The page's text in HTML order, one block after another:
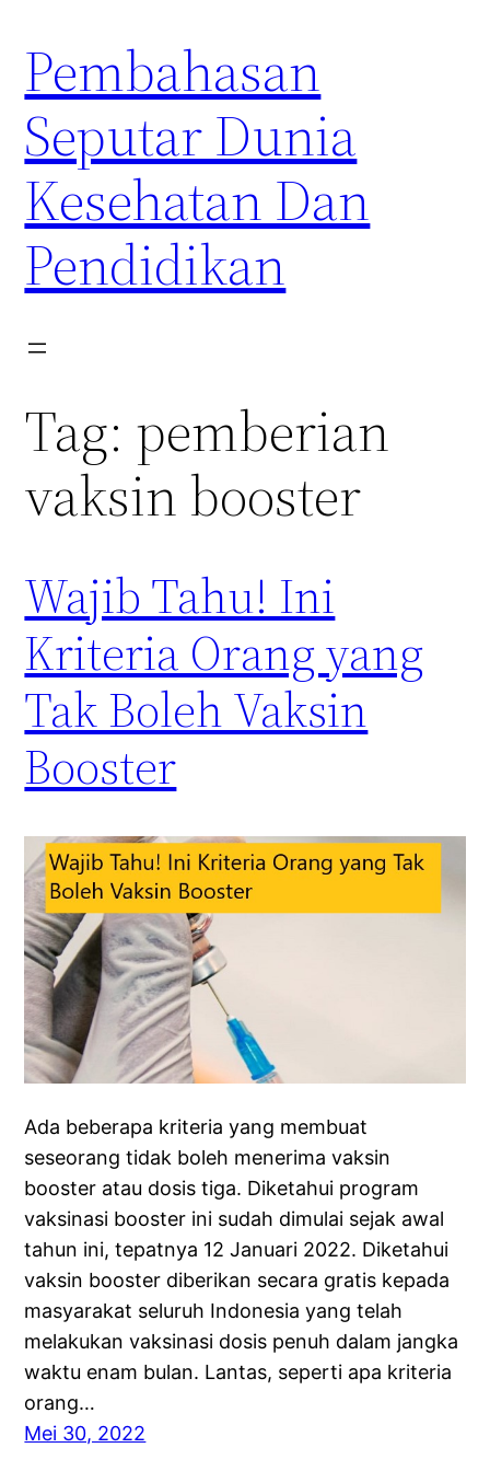
content
Pembahasan
Seputar Dunia
Kesehatan Dan
Pendidikan
Tag: pemberian
vaksin booster
Wajib Tahu! Ini
Kriteria Orang yang
Tak Boleh Vaksin
Booster
Ada beberapa kriteria yang membuat
seseorang tidak boleh menerima vaksin
booster atau dosis tiga. Diketahui program
vaksinasi booster ini sudah dimulai sejak awal
tahun ini, tepatnya 12 Januari 2022. Diketahui
vaksin booster diberikan secara gratis kepada
masyarakat seluruh Indonesia yang telah
melakukan vaksinasi dosis penuh dalam jangka
waktu enam bulan. Lantas, seperti apa kriteria
orang…
Mei 30, 2022